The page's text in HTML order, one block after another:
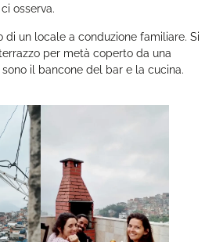
osserva.
di un locale a conduzione familiare. Si
per metà coperto da una
il bancone del bar e la cucina.